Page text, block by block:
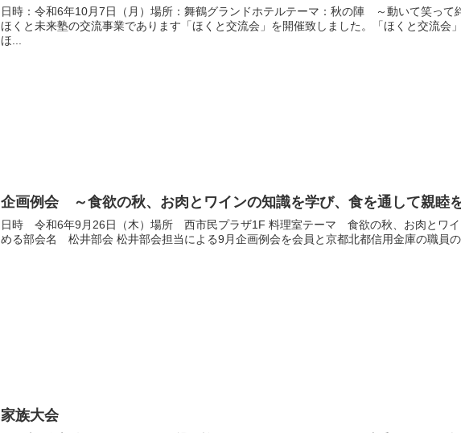
日時：令和6年10月7日（月）場所：舞鶴グランドホテルテーマ：秋の陣 ～動いて笑って
ほくと未来塾の交流事業であります「ほくと交流会」を開催致しました。「ほくと交流会
ほ...
企画例会 ～食欲の秋、お肉とワインの知識を学び、食を通して親睦
日時 令和6年9月26日（木）場所 西市民プラザ1F 料理室テーマ 食欲の秋、お肉とワイ
める部会名 松井部会 松井部会担当による9月企画例会を会員と京都北都信用金庫の職員
家族大会